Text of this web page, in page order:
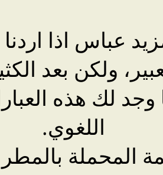
عباس اذا
ولكن بعد
وجد لك هذه
اللغوي.
المحملة